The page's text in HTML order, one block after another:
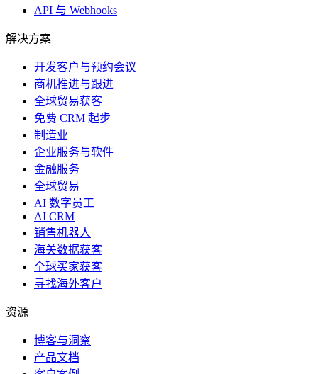
API 与 Webhooks
解决方案
开发客户与预约会议
商机推进与跟进
全球贸易获客
免费 CRM 起步
制造业
企业服务与软件
金融服务
全球贸易
AI 数字员工
AI CRM
销售机器人
海关数据获客
全球买家获客
寻找海外客户
资源
博客与洞察
产品文档